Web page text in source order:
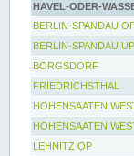
HAVEL-ODER-
BERLIN-SPANDAU
BERLIN-SPANDAU UP
BORGSDORF
FRIEDRICHSTHAL
HOHENSAATEN
HOHENSAATEN
LEHNITZ OP